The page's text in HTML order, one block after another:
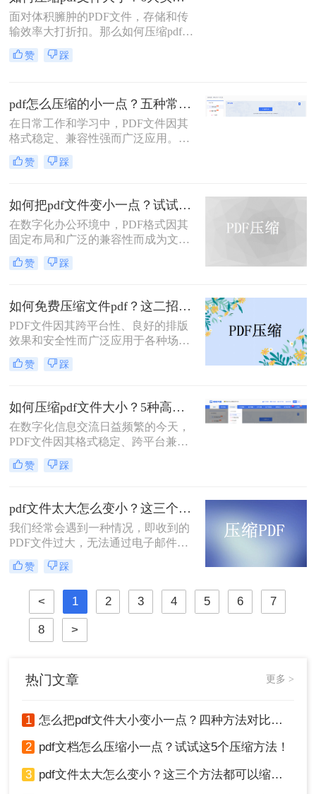
优化到手动精调，助您轻松驾驭PDF
文件大小。
论文，还是在微信等即时通讯工具中
分享资料，平台往往对附件大小有严
格限制，最常见的门槛就是5MB。一
个几十兆甚至上百兆的PDF文件，不
仅传输耗时，还可能直接导致发送失
面对体积臃肿的PDF文件，存储和传
输效率大打折扣。那么如何压缩pdf文
件大小呢？本文为您梳理6种主流压
缩方案，从原理到实操，助您轻松掌
赞 踩
pdf怎么压缩的小一点？五种常用有效方法详解！
在日常工作和学习中，PDF文件因其
格式稳定、兼容性强而广泛应用。然
而，PDF文件体积过大时，会带来诸
多不便，例如传输速度慢、存储空间
握压缩PDF文件的方法至关重要。那
么呢？本文将详细介绍多种常用且有
效的pdf压缩方法。通过遵循这些指
南，您可以轻松减小PDF文件体积，
提升效率。
赞 踩
如何把pdf文件变小一点？试试这两种简单有效的方法压缩大小
在数字化办公环境中，PDF格式因其
固定布局和广泛的兼容性而成为文档
分享的理想选择。然而，当PDF文件
包含大量图像或复杂排版时，其体积
处理带来不便。那么如何把pdf文件变
小一点呢？本文将介绍两种简单有效
的方法来压缩PDF文件大小，帮助您
节省空间并提高工作效率。
赞 踩
如何免费压缩文件pdf？这二招快来看！
PDF文件因其跨平台性、良好的排版
效果和安全性而广泛应用于各种场
合。然而，过大的PDF文件可能会给
传输和存储带来不便。那么如何免费
压缩PDF文件的方法，帮助您轻松解
决PDF文件过大的问题。
赞 踩
如何压缩pdf文件大小？5种高效压缩全面解析！
在数字化信息交流日益频繁的今天，
PDF文件因其格式稳定、跨平台兼容
的特性而成为文档分发的首选。然
而，过大的PDF文件常常带来诸多不
统响应、导致电子邮件附件发送失败
或严重影响网络传输与下载效率。因
此，掌握高效、可靠的pdf压缩技术，
对于提升个人与团队的工作效率至关
重要。那么如何压缩pdf文件大小呢？
本文将深入探讨多种主流且高效的
PDF压缩方法，从在线工具、专业软
件到命令行技术与预处理技巧，为您
提供一个全面、详尽的解决方案库。
赞 踩
pdf文件太大怎么变小？这三个方法都可以缩小！
我们经常会遇到一种情况，即收到的
PDF文件过大，无法通过电子邮件或
其他方式进行传输。那么，pdf文件太
大怎么变小呢？在本文中，我们将向
您介绍一些有效的方法，可以帮助您
压缩PDF文件并减小文件大小。
赞 踩
< 1 2 3 4 5 6 7
8 >
热门文章 更多 >
1 怎么把pdf文件大小变小一点？四种方法对比，一看就懂！
2 pdf文档怎么压缩小一点？试试这5个压缩方法！
3 pdf文件太大怎么变小？这三个方法都可以缩小！